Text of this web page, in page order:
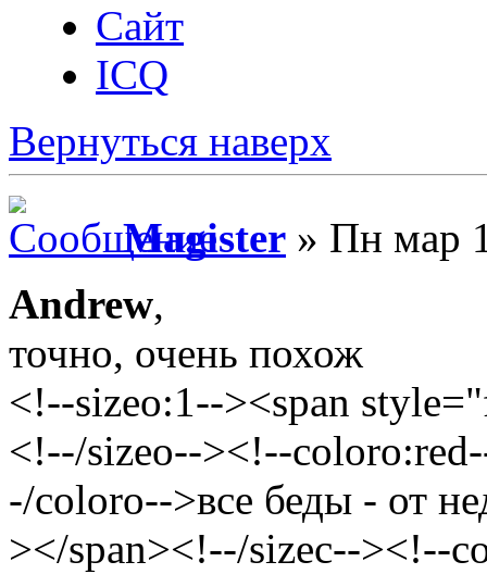
Сайт
ICQ
Вернуться наверх
Magister » Пн мар
Andrew,
точно, очень похож
<!--sizeo:1--><span
<!--/sizeo--><!--
-/coloro-->все беды - от
></span><!--/sizec--><!--